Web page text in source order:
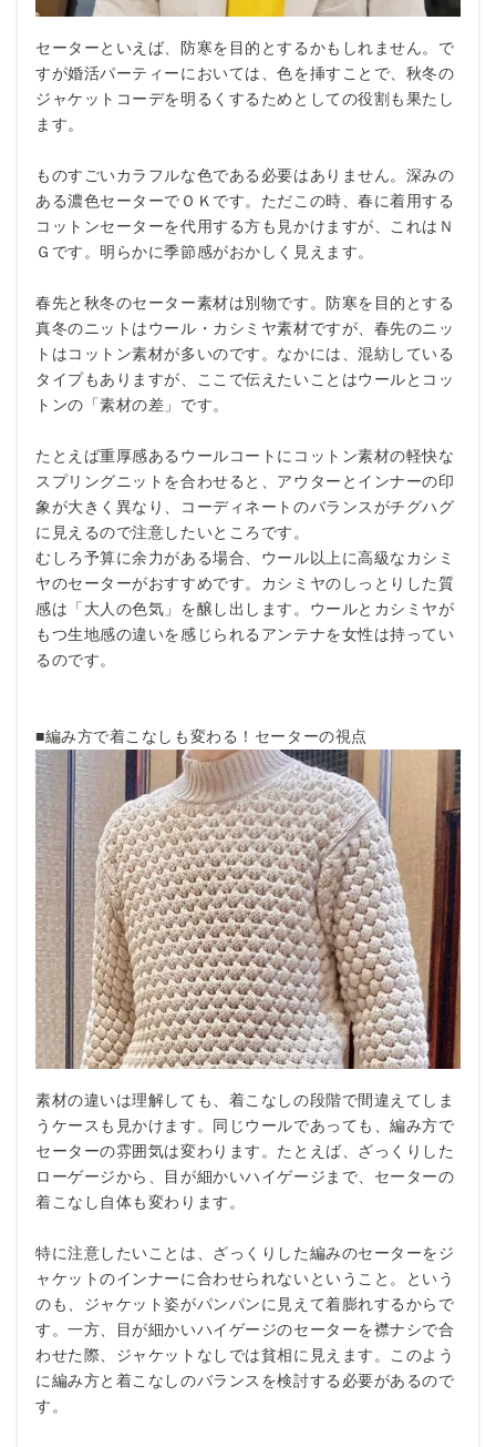
セーターといえば、防寒を目的とするかもしれません。で
すが婚活パーティーにおいては、色を挿すことで、秋冬の
ジャケットコーデを明るくするためとしての役割も果たし
ます。
ものすごいカラフルな色である必要はありません。深みの
ある濃色セーターでＯＫです。ただこの時、春に着用する
コットンセーターを代用する方も見かけますが、これはＮ
Ｇです。明らかに季節感がおかしく見えます。
春先と秋冬のセーター素材は別物です。防寒を目的とする
真冬のニットはウール・カシミヤ素材ですが、春先のニッ
トはコットン素材が多いのです。なかには、混紡している
タイプもありますが、ここで伝えたいことはウールとコッ
トンの「素材の差」です。
たとえば重厚感あるウールコートにコットン素材の軽快な
スプリングニットを合わせると、アウターとインナーの印
象が大きく異なり、コーディネートのバランスがチグハグ
に見えるので注意したいところです。
むしろ予算に余力がある場合、ウール以上に高級なカシミ
ヤのセーターがおすすめです。カシミヤのしっとりした質
感は「大人の色気」を醸し出します。ウールとカシミヤが
もつ生地感の違いを感じられるアンテナを女性は持ってい
るのです。
■編み方で着こなしも変わる！セーターの視点
素材の違いは理解しても、着こなしの段階で間違えてしま
うケースも見かけます。同じウールであっても、編み方で
セーターの雰囲気は変わります。たとえば、ざっくりした
ローゲージから、目が細かいハイゲージまで、セーターの
着こなし自体も変わります。
特に注意したいことは、ざっくりした編みのセーターをジ
ャケットのインナーに合わせられないということ。という
のも、ジャケット姿がパンパンに見えて着膨れするからで
す。一方、目が細かいハイゲージのセーターを襟ナシで合
わせた際、ジャケットなしでは貧相に見えます。このよう
に編み方と着こなしのバランスを検討する必要があるので
す。